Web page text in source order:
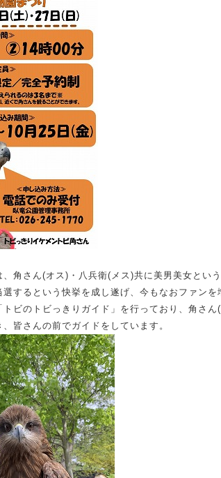
角さん(オス)・八兵衛(メス)共に美男美女とい
するという快挙を成し遂げ、今もなおファンを
ビのトビっきりガイド」を行っており、角さ
皆さんの前でガイドをしています。